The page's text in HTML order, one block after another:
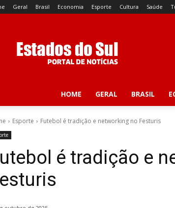
Geral Brasil Economia Esporte Cultura Saúde
HOME GERAL BRASIL
Esporte Futebol é tradição e networking no Festuris
é tradição e